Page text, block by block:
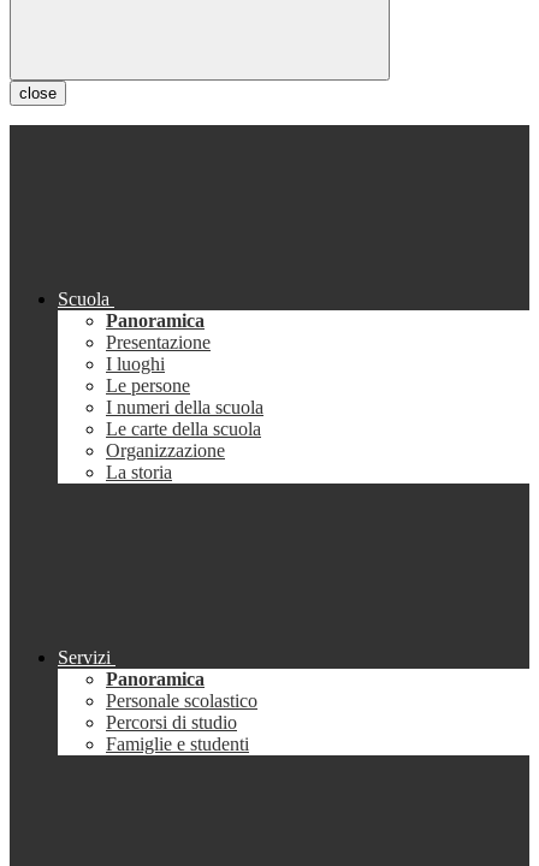
close
Scuola
Panoramica
Presentazione
I luoghi
Le persone
I numeri della scuola
Le carte della scuola
Organizzazione
La storia
Servizi
Panoramica
Personale scolastico
Percorsi di studio
Famiglie e studenti